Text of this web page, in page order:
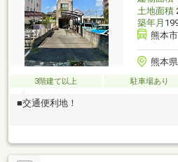
土地面積
築年月
熊本
熊本
3階建て以上 駐車場あり
■交通便利地！